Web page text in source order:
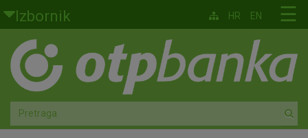
Skoči na glavni sadržaj
Izbornik
Građani
Privatno bankarstvo
Agro
☰
HR EN